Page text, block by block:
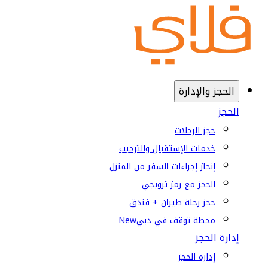
الحجز والإدارة
الحجز
حجز الرحلات
خدمات الإستقبال والترحيب
إنجاز إجراءات السفر من المنزل
الحجز مع رمز ترويجي
حجز رحلة طيران + فندق
محطة توقف في دبيNew
إدارة الحجز
إدارة الحجز